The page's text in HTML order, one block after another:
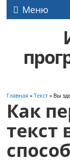
Меню
Главная »Текст » Вы
Как
текст